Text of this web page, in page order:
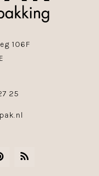
106F
25